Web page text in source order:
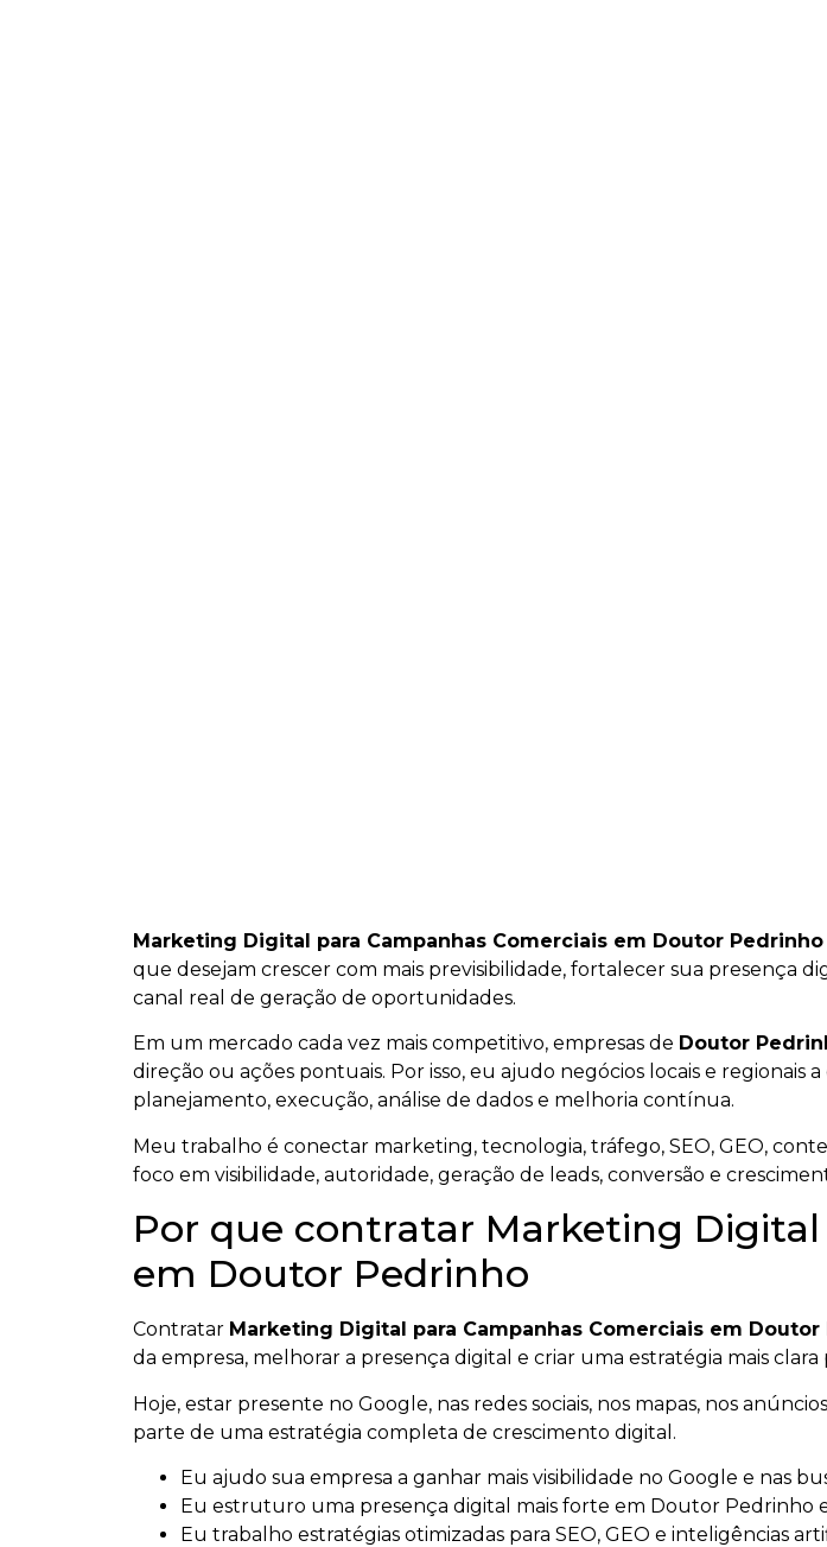
Marketing Digital para Campanhas Comerciais em Doutor Pedrinho
que desejam crescer com mais previsibilidade, fortalecer sua presença
canal real de geração de oportunidades.
Em um mercado cada vez mais competitivo, empresas de Doutor
direção ou ações pontuais. Por isso, eu ajudo negócios locais e
planejamento, execução, análise de dados e melhoria contínua.
Meu trabalho é conectar marketing, tecnologia, tráfego, SEO, GEO,
foco em visibilidade, autoridade, geração de leads, conversão e
Por que contratar Marketing
em Doutor Pedrinho
Contratar Marketing Digital para Campanhas Comerciais em Doutor
da empresa, melhorar a presença digital e criar uma estratégia mais
Hoje, estar presente no Google, nas redes sociais, nos mapas, nos
parte de uma estratégia completa de crescimento digital.
Eu ajudo sua empresa a ganhar mais visibilidade no Google e nas
Eu estruturo uma presença digital mais forte em Doutor Pedrinho
Eu trabalho estratégias otimizadas para SEO, GEO e inteligências